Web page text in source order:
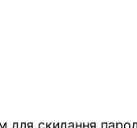
для скидання